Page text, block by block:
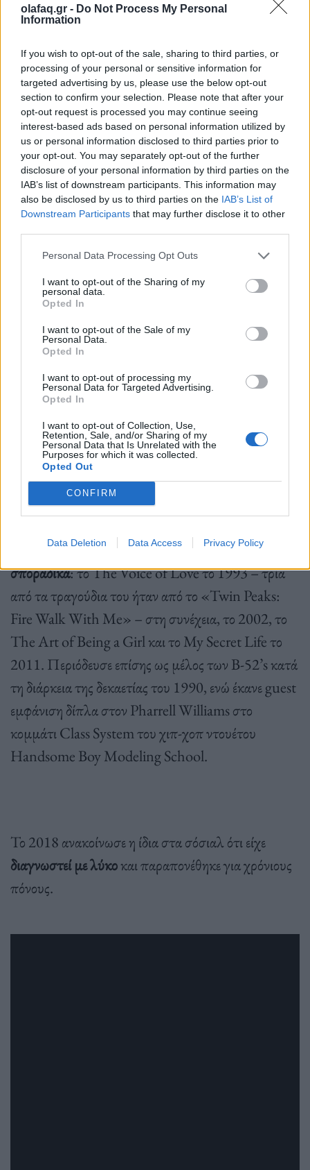
olafaq.gr - Do Not Process My Personal
Information
If you wish to opt-out of the sale, sharing to third parties, or
processing of your personal or sensitive information for
targeted advertising by us, please use the below opt-out
section to confirm your selection. Please note that after your
opt-out request is processed you may continue seeing
interest-based ads based on personal information utilized by
us or personal information disclosed to third parties prior to
your opt-out. You may separately opt-out of the further
disclosure of your personal information by third parties on the
IAB’s list of downstream participants. This information may
also be disclosed by us to third parties on the IAB’s List of
Downstream Participants that may further disclose it to other
Personal Data Processing Opt Outs
I want to opt-out of the Sharing of my
personal data.
Opted In
I want to opt-out of the Sale of my
Personal Data.
Opted In
I want to opt-out of processing my
Personal Data for Targeted Advertising.
Opted In
I want to opt-out of Collection, Use,
Retention, Sale, and/or Sharing of my
Personal Data that Is Unrelated with the
Purposes for which it was collected.
Opted Out
CONFIRM
Data Deletion Data Access Privacy Policy
With Me». Εμφανίστηκε επίσης στο «Twin Peaks:
Lynch, το 2017.
«Είναι σαν να είμαι η μικρή του αδελφή: δεν σου
αρέσει ο μεγαλύτερος αδελφός σου να σου λέει τι να
κάνεις. Ο Ντέιβιντ είναι φλώρος. Μπορεί να έχει
αυτά τα ξεσπάσματα μερικές φορές. Και έχετε
καταλάβει την ιδιοσυγκρασία του; Ο καθένας
μπορεί να φαίνεται αστείος όταν θυμώνει. Αλλά εγώ
τον αγαπώ».Δήλωσε το 2018 για τη συνεργασία
Μια ακόμα κινηματογραφική συνεργασία υψηλού
προφίλ ήρθε το 1991, όταν η Cruise διασκεύασε το
«Summer Kisses, Winter Tears»του Elvis Presley
για το soundtrack της ταινίας
the World» τουWim Wenders.
Τα άλμπουμ της κυκλοφορούσαν άτακτα και
σποραδικά: το The Voice of Love το 1993 – τρία
από τα τραγούδια του ήταν από το «Twin Peaks:
Fire Walk With Me» – στη συνέχεια, το 2002, το
The Art of Being a Girl και το My Secret Life το
2011. Περιόδευσε επίσης ως μέλος των B-52’s κατά
τη διάρκεια της δεκαετίας του 1990, ενώ έκανε guest
εμφάνιση δίπλα στον Pharrell Williams στο
κομμάτι Class System του χιπ-χοπ ντουέτου
Handsome Boy Modeling School.
Το 2018 ανακοίνωσε η ίδια στα σόσιαλ ότι είχε
διαγνωστεί με λύκοκαι παραπονέθηκε για χρόνιους
πόνους.